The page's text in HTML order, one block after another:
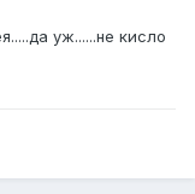
уж......не кисло